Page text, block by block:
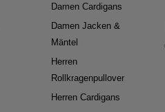
Damen Cardigans
Damen Jacken &
Mäntel
Herren
Rollkragenpullover
Herren Cardigans